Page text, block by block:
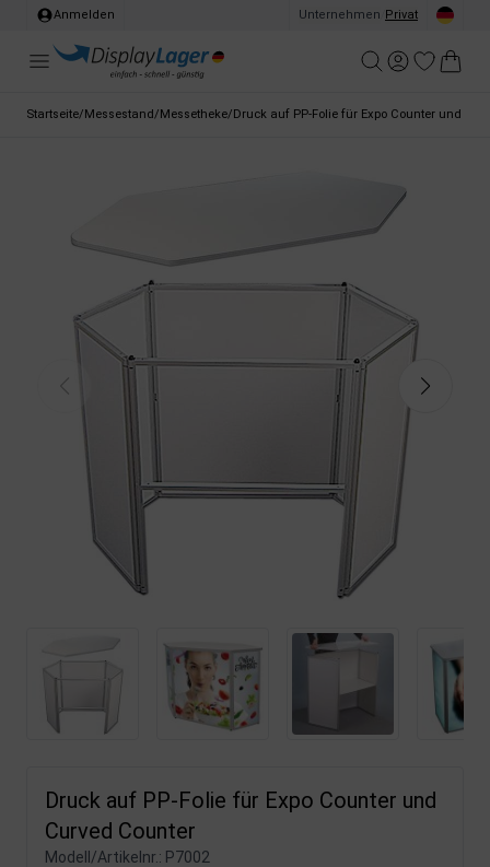
Anmelden Unternehmen Privat
Startseite/Messestand/Messetheke/Druck auf PP-Folie für Expo Counter und
Druck auf PP-Folie für Expo Counter und
Curved Counter
Modell/Artikelnr.: P7002